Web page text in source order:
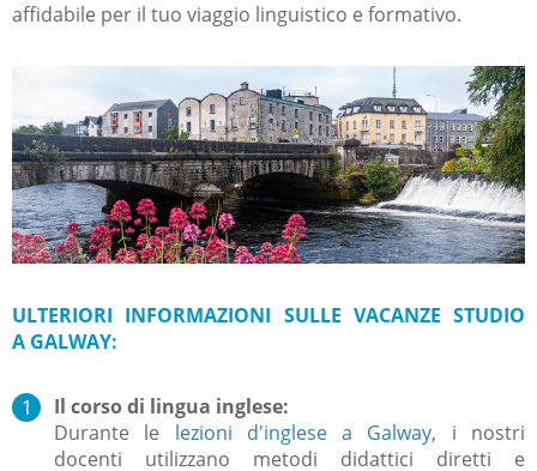
affidabile per il tuo viaggio linguistico e formativo.
ULTERIORI INFORMAZIONI SULLE VACANZE STUDIO
A GALWAY:
Il corso di lingua inglese:
Durante le lezioni d'inglese a Galway, i nostri
docenti utilizzano metodi didattici diretti e